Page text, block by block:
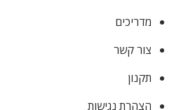
מדריכים
צור קשר
תקנון
הצהרת נגישות